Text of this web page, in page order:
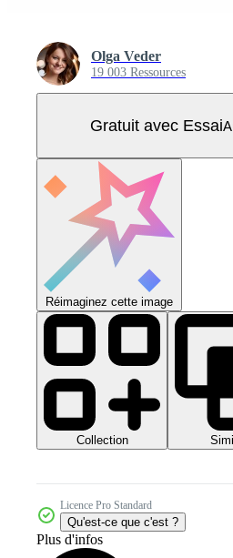
Olga Veder
19 003 Ressources
Gratuit avec Essai
Réimaginez cette image
Collection
Licence Pro Standard
Qu'est-ce que c'est ?
Plus d'infos